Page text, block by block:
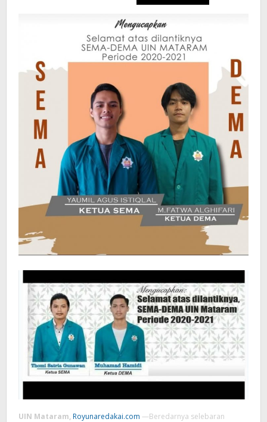
UIN Mataram, Royunaredakai.com —Beredarnya selebaran